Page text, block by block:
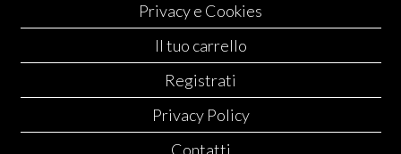
Privacy e Cookies
Il tuo carrello
Registrati
Privacy Policy
Contatti